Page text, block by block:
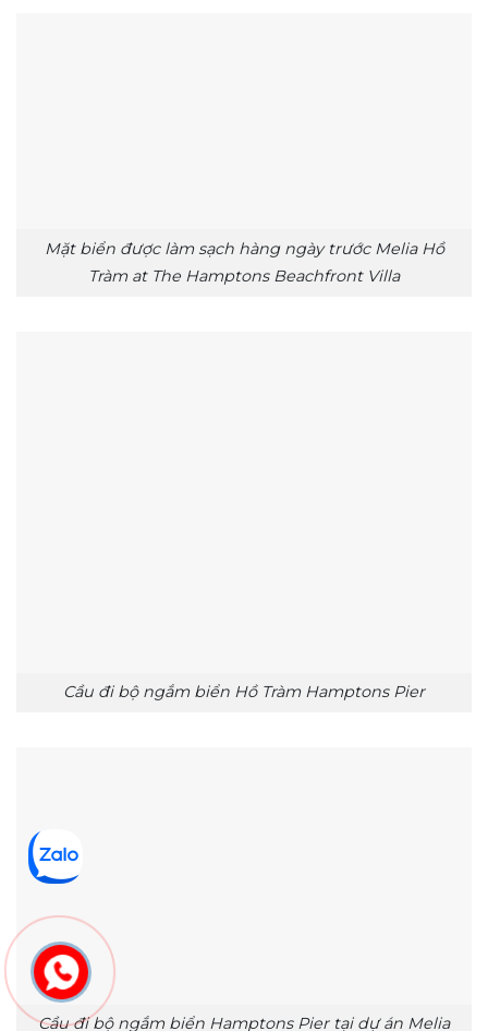
Mặt biển được làm sạch hàng ngày trước Melia Hồ
Tràm at The Hamptons Beachfront Villa
Cầu đi bộ ngắm biển Hồ Tràm Hamptons Pier
Cầu đi bộ ngắm biển Hamptons Pier tại dự án Melia